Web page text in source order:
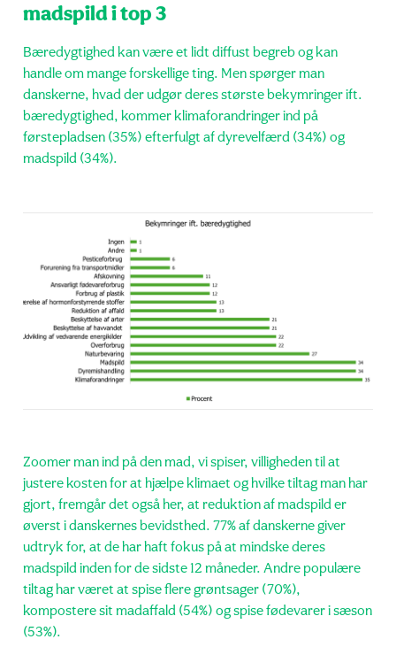
madspild i top 3
Bæredygtighed kan være et lidt diffust begreb og kan
handle om mange forskellige ting. Men spørger man
danskerne, hvad der udgør deres største bekymringer ift.
bæredygtighed, kommer klimaforandringer ind på
førstepladsen (35%) efterfulgt af dyrevelfærd (34%) og
madspild (34%).
Zoomer man ind på den mad, vi spiser, villigheden til at
justere kosten for at hjælpe klimaet og hvilke tiltag man har
gjort, fremgår det også her, at reduktion af madspild er
øverst i danskernes bevidsthed. 77% af danskerne giver
udtryk for, at de har haft fokus på at mindske deres
madspild inden for de sidste 12 måneder. Andre populære
tiltag har været at spise flere grøntsager (70%),
kompostere sit madaffald (54%) og spise fødevarer i sæson
(53%).